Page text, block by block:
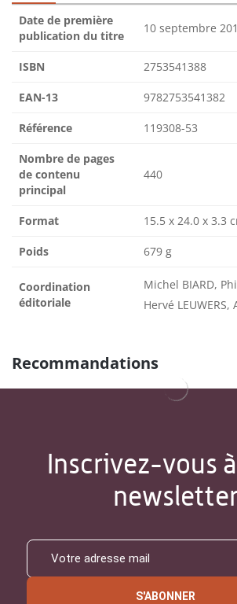
Date de première
publication du titre
10 septembre
ISBN 2753541388
EAN-13 9782753541382
Référence 119308-53
Nombre de pages
de contenu
principal
440
Format 15.5 x 24.0 x 3.3
Poids 679 g
Coordination
éditoriale
Michel BIARD,
Hervé LEUWERS,
Recommandations
Inscrivez-vous
S'ABONNER